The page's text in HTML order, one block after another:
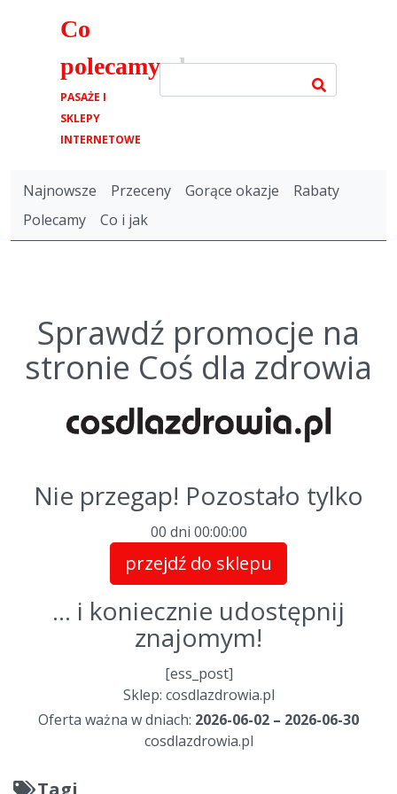
Co
polecamy.pl
PASAŻE I
SKLEPY
INTERNETOWE
Najnowsze Przeceny Gorące okazje
Rabaty
Polecamy
Co i jak
Sprawdź promocje na
stronie Coś dla zdrowia
Nie przegap! Pozostało tylko
00 dni 00:00:00
przejdź do sklepu
... i koniecznie udostępnij
znajomym!
[ess_post]
Sklep: cosdlazdrowia.pl
Oferta ważna w dniach: 2026-06-02 – 2026-06-30
cosdlazdrowia.pl
Tagi